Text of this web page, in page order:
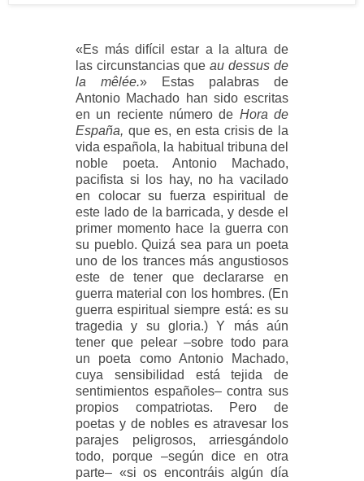
«Es más difícil estar a la altura de
las circunstancias que au dessus de
la mêlée.» Estas palabras de
Antonio Machado han sido escritas
en un reciente número de Hora de
España, que es, en esta crisis de la
vida española, la habitual tribuna del
noble poeta. Antonio Machado,
pacifista si los hay, no ha vacilado
en colocar su fuerza espiritual de
este lado de la barricada, y desde el
primer momento hace la guerra con
su pueblo. Quizá sea para un poeta
uno de los trances más angustiosos
este de tener que declararse en
guerra material con los hombres. (En
guerra espiritualsiempre está: es su
tragedia y su gloria.) Y más aún
tener que pelear –sobre todo para
un poeta como Antonio Machado,
cuya sensibilidad está tejida de
sentimientos españoles– contra sus
propios compatriotas. Pero de
poetas y de nobles es atravesar los
parajes peligrosos, arriesgándolo
todo, porque –según dice en otra
parte– «si os encontráis algún día